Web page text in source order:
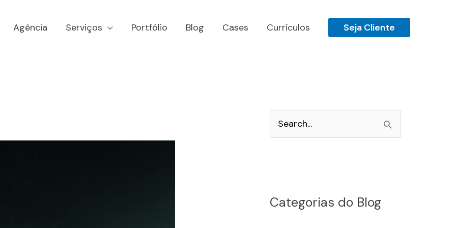
Agência Serviços Portfólio Blog Cases Currículos Seja Cliente
u
Categorias do Blog